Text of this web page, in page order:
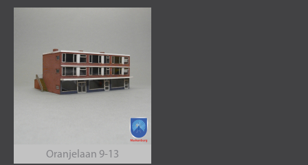
Oranjelaan 9-13